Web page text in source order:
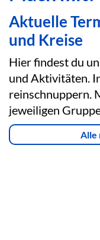
Aktuelle
und Kreise
Hier findest du
und Aktivitäten.
reinschnuppern.
jeweiligen
Alle